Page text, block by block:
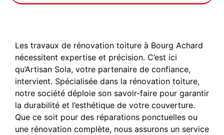
Les travaux de rénovation toiture à Bourg Achard
nécessitent expertise et précision. C’est ici
qu’Artisan Sola, votre partenaire de confiance,
intervient. Spécialisée dans la rénovation toiture,
notre société déploie son savoir-faire pour garantir
la durabilité et l’esthétique de votre couverture.
Que ce soit pour des réparations ponctuelles ou
une rénovation complète, nous assurons un service